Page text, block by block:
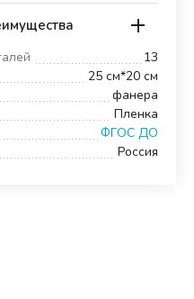
13
25 см*20 см
фанера
Пленка
ФГОС ДО
Россия